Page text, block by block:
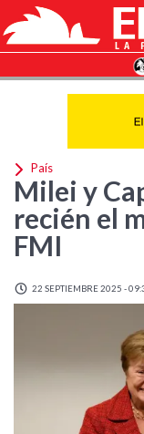
País
Milei y
recién el
FMI
22 SEPTIEMBRE 2025 -